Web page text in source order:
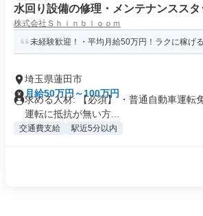
水回り設備の修理・メンテナンススタ
株式会社Ｓｈｉｎｂｌｏｏｍ
未経験歓迎！・平均月給50万円！ラクに稼げ
埼玉県蓮田市
月給50万円～100万円
求める人材: 【必須】 ・普通自動車運転
運転に抵抗が無い方...
交通費支給 駅近5分以内